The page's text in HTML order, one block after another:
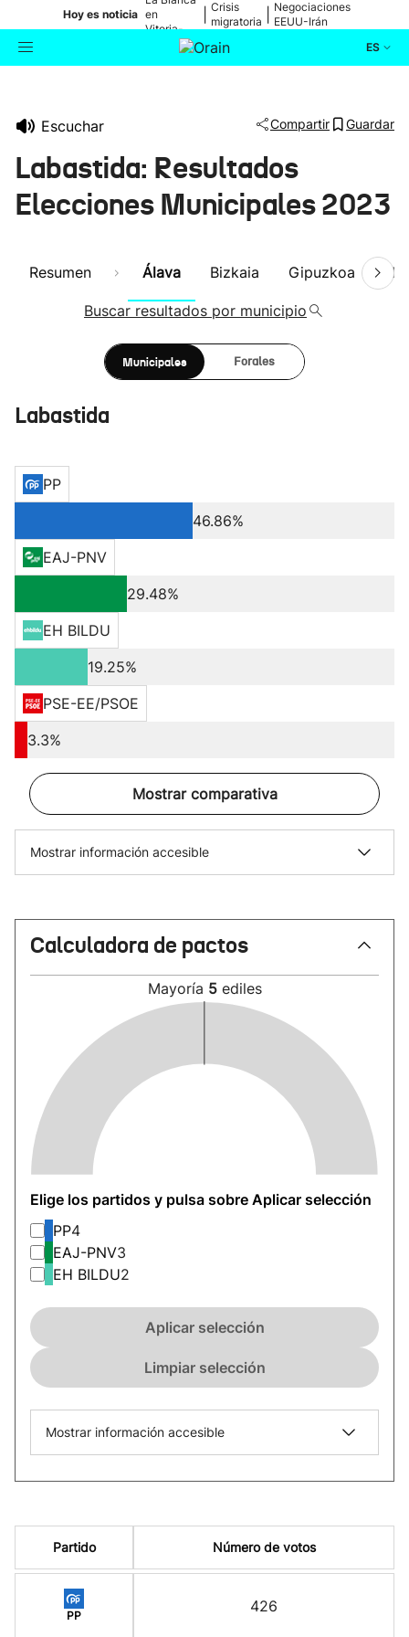
Hoy es noticia en
Vitoria-
Gasteiz
Crisis
migratoria
Negociaciones
EEUU-Irán
ES
Cultura
Escuchar Compartir Guardar
Labastida: Resultados
Elecciones Municipales 2023
Resumen Álava Bizkaia Gipuzkoa
Buscar resultados por municipio
Municipales Forales
Labastida
PP
46.86%
EAJ-PNV
29.48%
EH BILDU
19.25%
PSE-EE/PSOE
3.3%
Mostrar comparativa
Mostrar información accesible
Calculadora de pactos
Mayoría 5 ediles
Elige los partidos y pulsa sobre Aplicar selección
PP4
EAJ-PNV3
EH BILDU2
Aplicar selección
Limpiar selección
Mostrar información accesible
Partido
PP
Número de votos
426